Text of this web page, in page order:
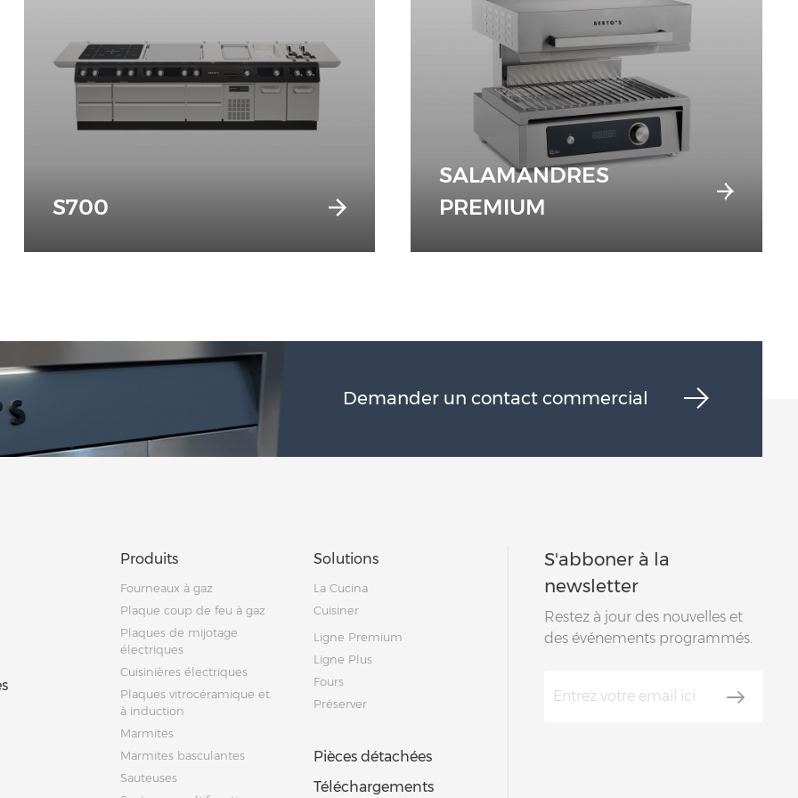
S700
SALAMANDRES
PREMIUM
Demander un contact commercial
Produits
Fourneaux à gaz
Plaque coup de feu à gaz
Plaques de mijotage
électriques
Cuisinières électriques
Plaques vitrocéramique et
à induction
Marmites
Marmites basculantes
Sauteuses
Solutions
La Cucina
Cuisiner
Ligne Premium
Ligne Plus
Fours
Préserver
Pièces détachées
Téléchargements
S'abboner à la
newsletter
Restez à jour des nouvelles et
des événements programmés.